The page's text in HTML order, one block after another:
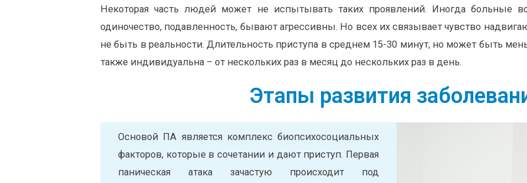
Некоторая часть людей может не испытывать таких проявлений. Иногда больные
одиночество, подавленность, бывают агрессивны. Но всех их связывает чувство
не быть в реальности. Длительность приступа в среднем 15-30 минут, но может быть
также индивидуальна – от нескольких раз в месяц до нескольких раз в день.
Этапы развития
Основой ПА является комплекс биопсихосоциальных
факторов, которые в сочетании и дают приступ. Первая
паническая атака зачастую происходит под